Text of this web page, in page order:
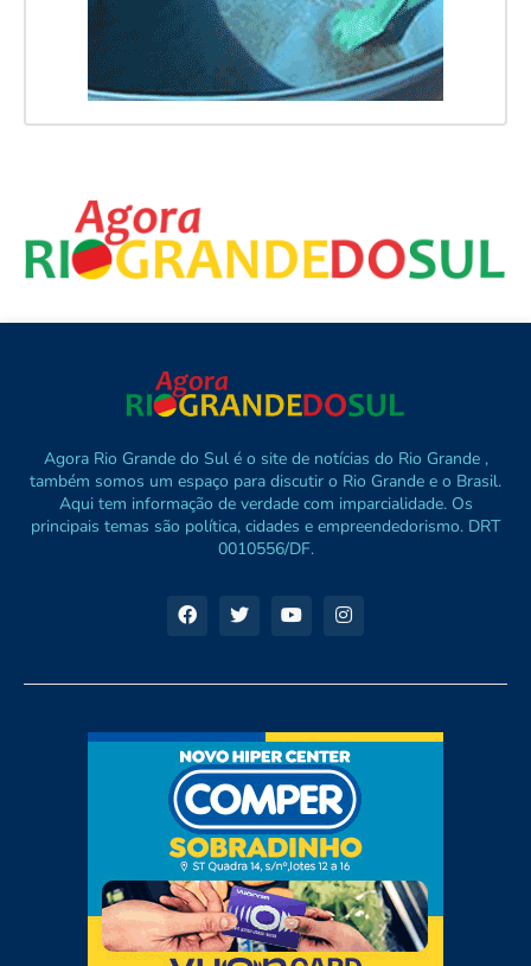
Agora Rio Grande do Sul é o site de notícias do Rio Grande ,
também somos um espaço para discutir o Rio Grande e o Brasil.
Aqui tem informação de verdade com imparcialidade. Os
principais temas são política, cidades e empreendedorismo. DRT
0010556/DF.